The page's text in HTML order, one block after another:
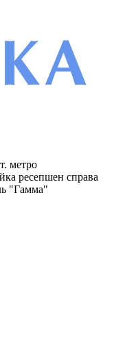
метро
ресепшен справа
"Гамма"